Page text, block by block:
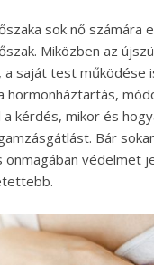
sok nő számára
Miközben az
a saját test működése
hormonháztartás,
a kérdés, mikor és
Bár
védelmet